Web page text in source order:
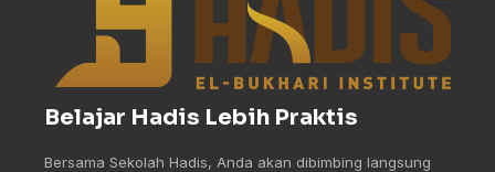
Belajar Hadis Lebih Praktis
Bersama Sekolah Hadis, Anda akan dibimbing langsung